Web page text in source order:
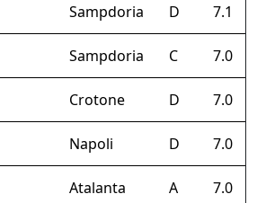
Sampdoria D 7.1
Sampdoria C 7.0
Crotone D 7.0
Napoli D 7.0
Atalanta A 7.0